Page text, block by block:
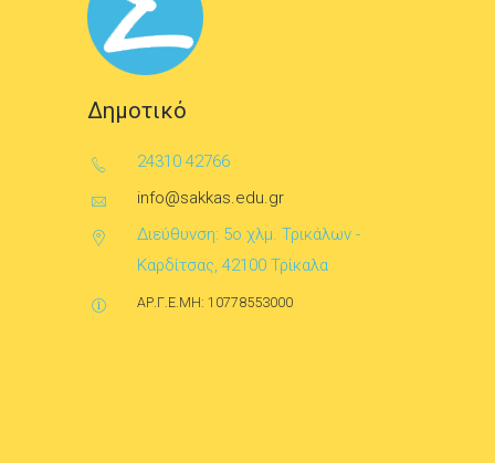
Δημοτικό
24310 42766
info@sakkas.edu.gr
Διεύθυνση: 5ο χλμ. Τρικάλων -
Καρδίτσας, 42100 Τρίκαλα
ΑΡ.Γ.Ε.ΜΗ: 10778553000